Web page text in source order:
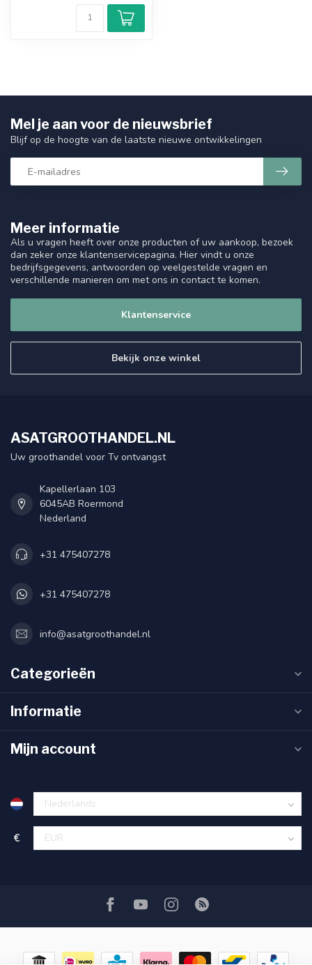
Meer informatie
Als u vragen heeft over onze producten of uw aankoop, bezoek
dan zeker onze klantenservicepagina. Hier vindt u onze
bedrijfsgegevens, antwoorden op veelgestelde vragen en
verschillende manieren om met ons in contact te komen.
Klantenservice
Bekijk onze winkel
Mel je aan voor de nieuwsbrief
Blijf op de hoogte van de laatste nieuwe ontwikkelingen
ASATGROOTHANDEL.NL
Uw groothandel voor Tv ontvangst
Kapellerlaan 103
6045AB Roermond
Nederland
+31 475407278
+31 475407278
info@asatgroothandel.nl
Categorieën
Informatie
Mijn account
€